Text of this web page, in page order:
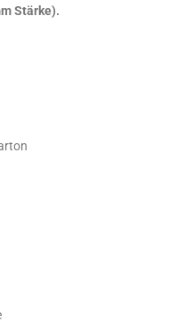
Stärke).